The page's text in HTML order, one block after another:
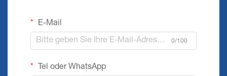
E-Mail
0/100
Tel oder WhatsApp